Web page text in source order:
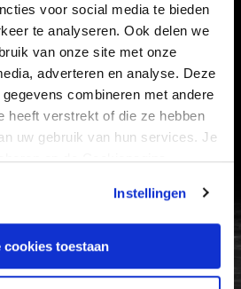
voor social media te bieden
te analyseren. Ook delen we
van onze site met onze
adverteren en analyse. Deze
combineren met andere
heeft verstrekt of die ze hebben
uw gebruik van hun services. Je
op de Cookiepagina.
Instellingen
cookies toestaan